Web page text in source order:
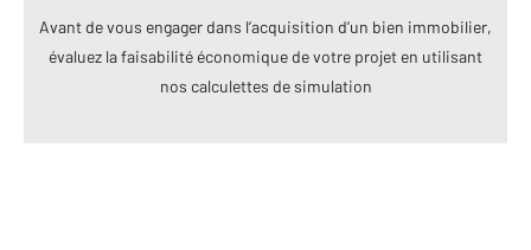
Avant de vous engager dans l’acquisition d’un bien immobilier,
évaluez la faisabilité économique de votre projet en utilisant
nos calculettes de simulation